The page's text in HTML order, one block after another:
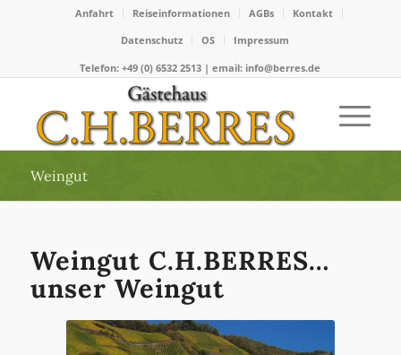
Anfahrt Reiseinformationen AGBs
Kontakt
Datenschutz
OS Impressum
Telefon: +49 (0) 6532 2513 | email: info@berres.de
Weingut
Weingut C.H.BERRES…
unser Weingut